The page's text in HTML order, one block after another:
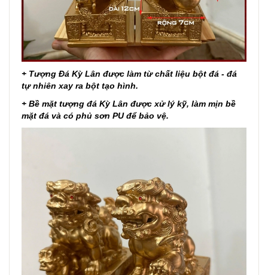
+ Tượng Đá Kỳ Lân được làm từ chất liệu bột đá - đá
tự nhiên xay ra bột tạo hình.
+ Bề mặt tượng đá Kỳ Lân được xử lý kỹ, làm mịn bề
mặt đá và có phủ sơn PU để bảo vệ.